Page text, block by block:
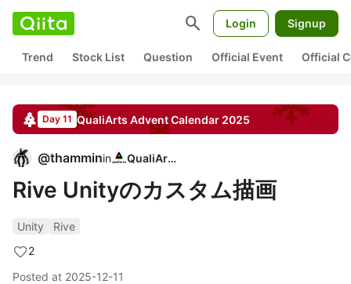
search Login Signup
Trend Stock List Question Official Event Official
Day 11 QualiArts Advent Calendar 2025
@thamminin QualiArts
Rive Unityのカスタム描画
Unity
Rive
2
Posted at 2025-12-11